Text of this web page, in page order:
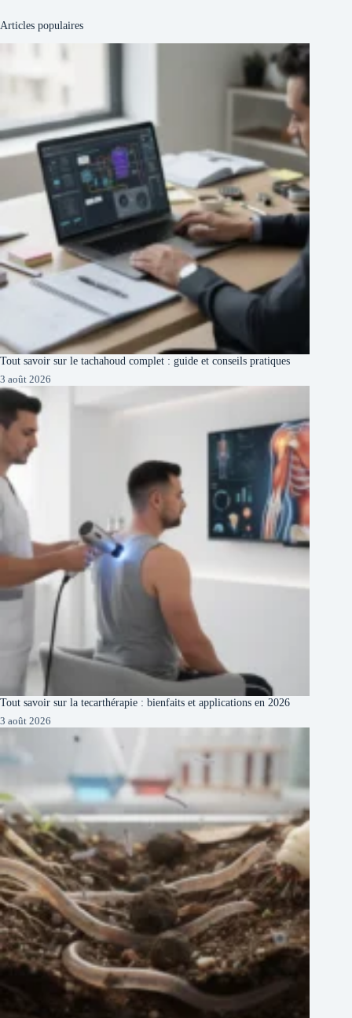
Articles populaires
Tout savoir sur le tachahoud complet : guide et conseils pratiques
3 août 2026
Tout savoir sur la tecarthérapie : bienfaits et applications en 2026
3 août 2026